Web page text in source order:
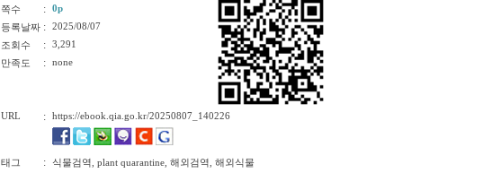
쪽수 :
0p
등록날짜 :
2025/08/07
조회수
:
3,291
만족도
: none
URL : https://ebook.qia.go.kr/20250807_140226
태그 :
식물검역, plant quarantine, 해외검역, 해외식물